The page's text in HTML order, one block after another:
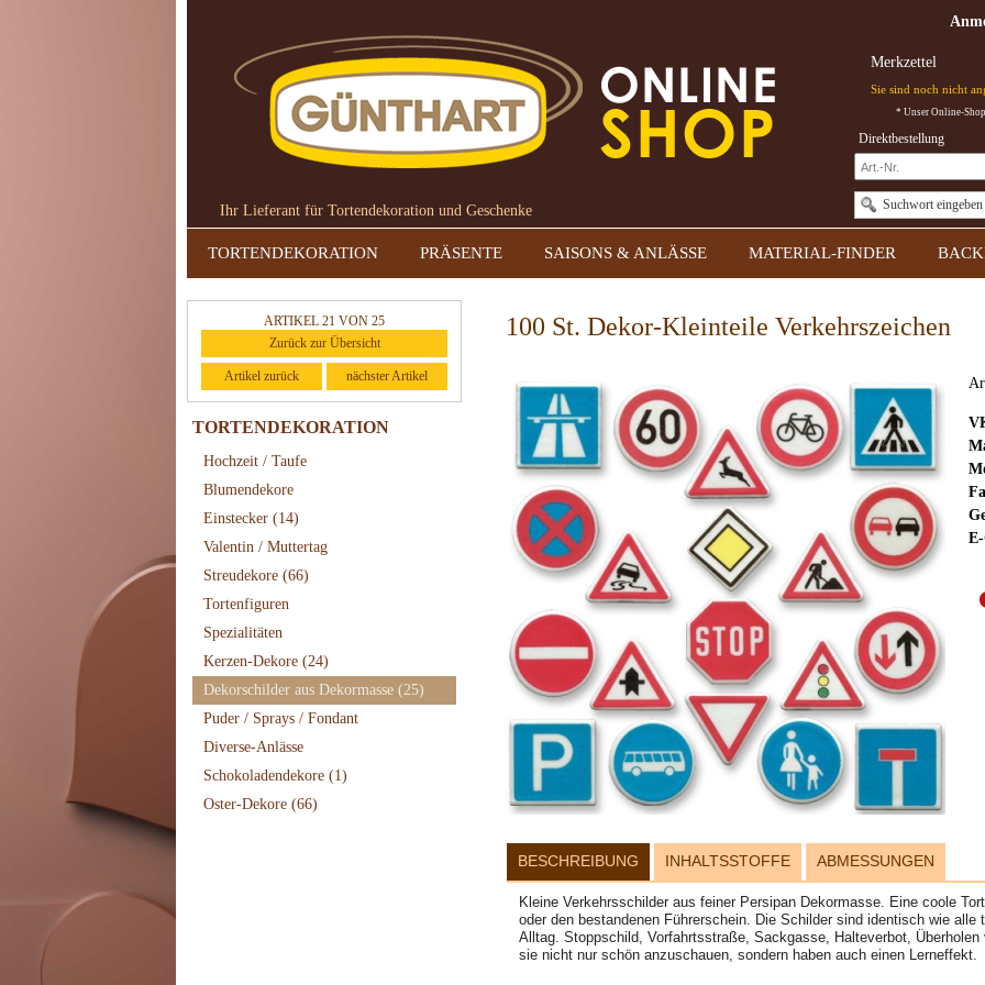
Ihr Lieferant für Tortendekoration und Geschenke
Merkzettel
Sie sind noch nicht
* Unser Online-
Suchwort eingeben
Direktbestellung
TORTENDEKORATION PRÄSENTE SAISONS & ANLÄSSE MATERIAL-FINDER
ARTIKEL 21 VON 25
Zurück zur Übersicht
Artikel zurück nächster Artikel
TORTENDEKORATION
Hochzeit / Taufe
Blumendekore
Einstecker (14)
Valentin / Muttertag
Streudekore (66)
Tortenfiguren
Spezialitäten
Kerzen-Dekore (24)
Dekorschilder aus Dekormasse (25)
Puder / Sprays / Fondant
Diverse-Anlässe
Schokoladendekore (1)
Oster-Dekore (66)
100 St. Dekor-Kleinteile Verkehrszeichen
BESCHREIBUNG INHALTSSTOFFE ABMESSUNGEN
Kleine Verkehrsschilder aus feiner Persipan Dekormasse. Eine coole
oder den bestandenen Führerschein. Die Schilder sind identisch wie
Alltag. Stoppschild, Vorfahrtsstraße, Sackgasse, Halteverbot,
sie nicht nur schön anzuschauen, sondern haben auch einen Lerneffekt.